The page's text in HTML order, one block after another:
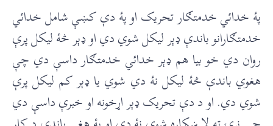
پۀ خدائي خدمتګار تحريک او پۀ دې کښې شامل خدائي
خدمتګارانو باندې ډېر ليکل شوي دي او ډېر څۀ ليکل پرې
روان دي خو بيا هم ډېر خدائي خدمتګار داسې دي چې
هغوي باندې څۀ ليکل نۀ دي شوي يا ډېر کم ليکل پرې
شوي دي. او د دې تحريک ډېر اړخونه او خبرې داسې دي